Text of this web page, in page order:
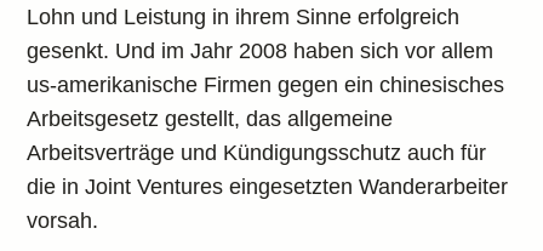
Lohn und Leistung in ihrem Sinne erfolgreich
gesenkt. Und im Jahr 2008 haben sich vor allem
us-amerikanische Firmen gegen ein chinesisches
Arbeitsgesetz gestellt, das allgemeine
Arbeitsverträge und Kündigungsschutz auch für
die in Joint Ventures eingesetzten Wanderarbeiter
vorsah.